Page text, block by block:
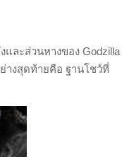
และส่วนหางของ Godzilla
างสุดท้ายคือ ฐานโชว์ที่